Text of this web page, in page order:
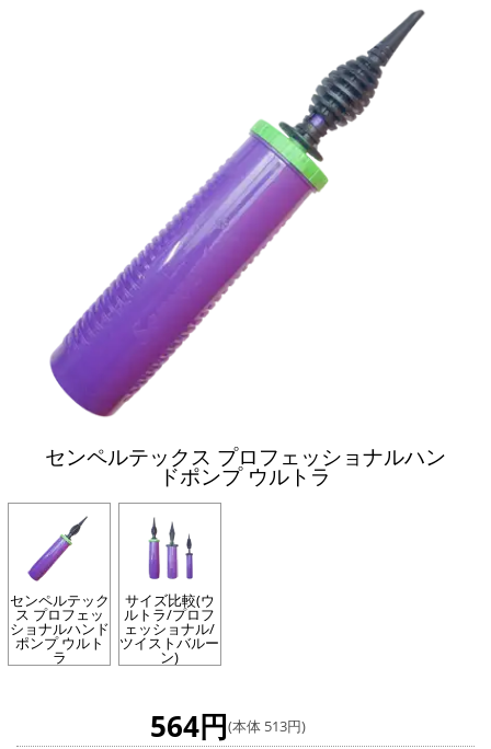
センペルテックス プロフェッショナルハン
ドポンプ ウルトラ
センペルテック
ス プロフェッ
ショナルハンド
ポンプ ウルト
ラ
サイズ比較(ウ
ルトラ/プロフ
ェッショナル/
ツイストバルー
ン)
564円(本体 513円)